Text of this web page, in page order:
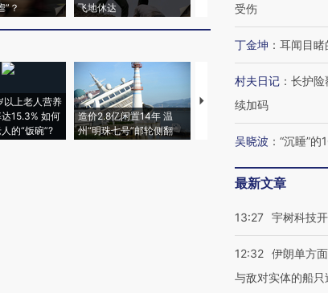
”？
飞地休达
育部长拱下台
以上老人营养
15.3% 如何
的“饭碗”?
造价2.8亿闲置14年 温
州“明珠七号”邮轮侧翻
特朗普出席葬礼疑似打瞌
受伤
丁金坤 ： 耳闻目睹
村夫日记 ： 长护险
续加码
吴晓波 ： “沉睡”的
最新文章
13:27 宇树科技
12:32 伊朗单方
与敌对实体的船只